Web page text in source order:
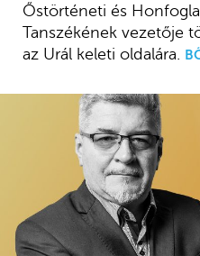
Őstörténeti és
Tanszékének vezetője
az Urál keleti oldalára.